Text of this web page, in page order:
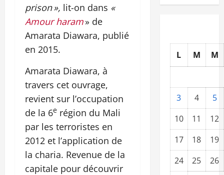
prison », lit-on dans «
Amour haram» de
Amarata Diawara, publié
en 2015.
Amarata Diawara, à
travers cet ouvrage,
revient sur l’occupation
de la 6e région du Mali
par les terroristes en
2012 et l’application de
la charia. Revenue de la
capitale pour découvrir
L M M
3 4
5
10
11
12
17
18
19
24
25
26